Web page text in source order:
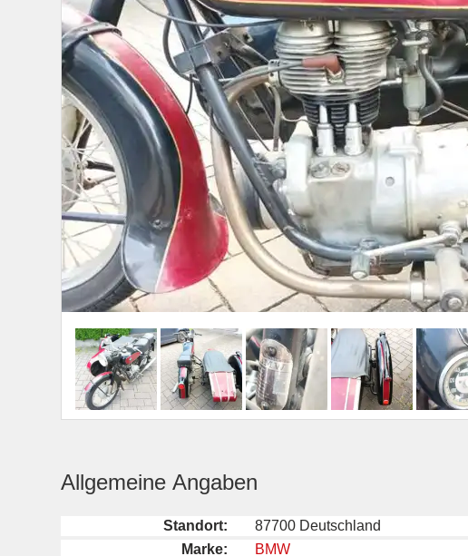
Allgemeine Angaben
Standort:
87700 Deutschland
Marke:
BMW